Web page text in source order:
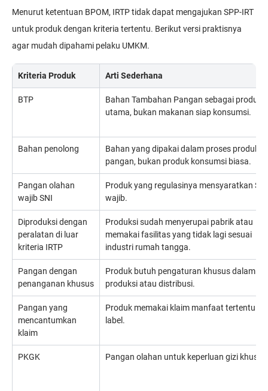
Menurut ketentuan BPOM, IRTP tidak dapat mengajukan SPP-IRT
untuk produk dengan kriteria tertentu. Berikut versi praktisnya
agar mudah dipahami pelaku UMKM.
Kriteria Produk Arti Sederhana
BTP
Bahan Tambahan Pangan sebagai produk
utama, bukan makanan siap konsumsi.
Bahan penolong
Bahan yang dipakai dalam proses produksi
pangan, bukan produk konsumsi biasa.
Pangan olahan
wajib SNI
Produk yang regulasinya mensyaratkan SNI
wajib.
Diproduksi dengan
peralatan di luar
kriteria IRTP
Produksi sudah menyerupai pabrik atau
memakai fasilitas yang tidak lagi sesuai
industri rumah tangga.
Pangan dengan
penanganan khusus
Produk butuh pengaturan khusus dalam
produksi atau distribusi.
Pangan yang
mencantumkan
klaim
Produk memakai klaim manfaat tertentu
label.
PKGK Pangan olahan untuk keperluan gizi